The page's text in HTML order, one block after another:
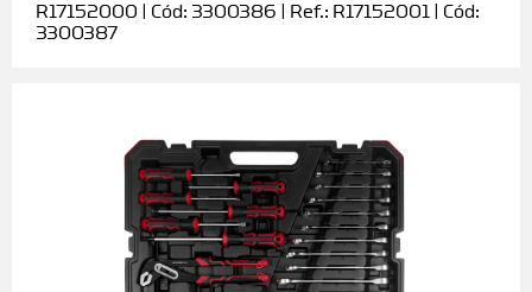
R17152000 | Cód: 3300386 | Ref.: R17152001 | Cód:
3300387